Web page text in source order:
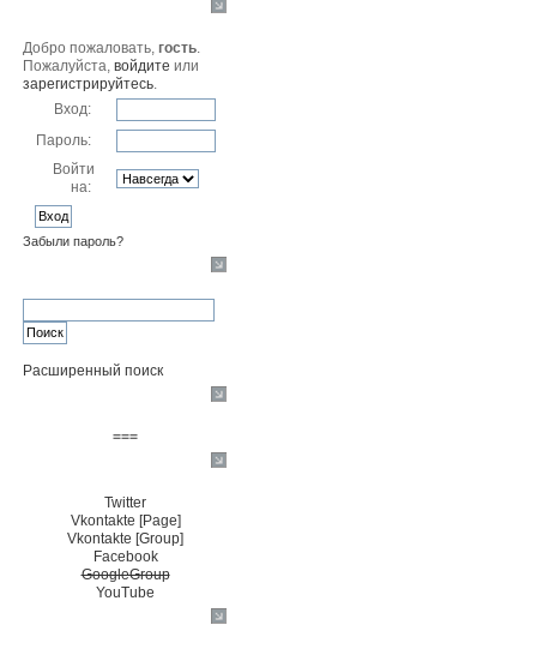
Добро пожаловать,гость.
Пожалуйста,войдите или
зарегистрируйтесь.
Вход:
Пароль:
Войти
на:
Забыли пароль?
Расширенный поиск
===
Twitter
Vkontakte [Page]
Vkontakte [Group]
Facebook
GoogleGroup
YouTube